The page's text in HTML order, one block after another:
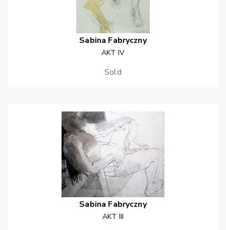
Sabina Fabryczny
AKT IV
Sold
Sabina Fabryczny
AKT III